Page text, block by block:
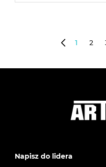
1 2
Napisz do lidera